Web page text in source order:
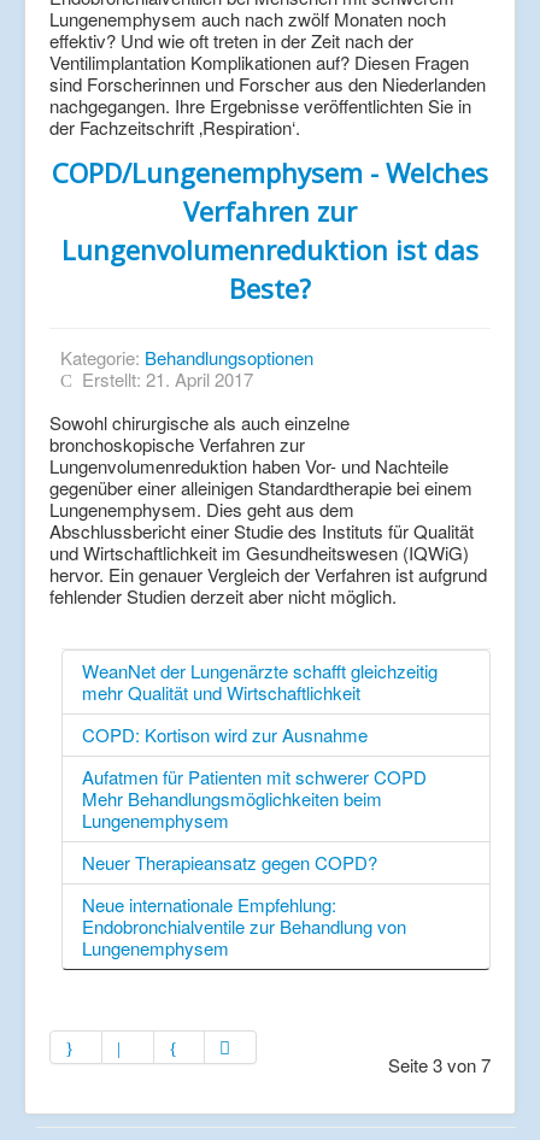
Lungenemphysem auch nach zwölf Monaten noch
effektiv? Und wie oft treten in der Zeit nach der
Ventilimplantation Komplikationen auf? Diesen Fragen
sind Forscherinnen und Forscher aus den Niederlanden
nachgegangen. Ihre Ergebnisse veröffentlichten Sie in
der Fachzeitschrift ‚Respiration‘.
COPD/Lungenemphysem - Welches
Verfahren zur
Lungenvolumenreduktion ist das
Beste?
Kategorie: Behandlungsoptionen
Erstellt: 21. April 2017
Sowohl chirurgische als auch einzelne
bronchoskopische Verfahren zur
Lungenvolumenreduktion haben Vor- und Nachteile
gegenüber einer alleinigen Standardtherapie bei einem
Lungenemphysem. Dies geht aus dem
Abschlussbericht einer Studie des Instituts für Qualität
und Wirtschaftlichkeit im Gesundheitswesen (IQWiG)
hervor. Ein genauer Vergleich der Verfahren ist aufgrund
fehlender Studien derzeit aber nicht möglich.
WeanNet der Lungenärzte schafft gleichzeitig
mehr Qualität und Wirtschaftlichkeit
COPD: Kortison wird zur Ausnahme
Aufatmen für Patienten mit schwerer COPD
Mehr Behandlungsmöglichkeiten beim
Lungenemphysem
Neuer Therapieansatz gegen COPD?
Neue internationale Empfehlung:
Endobronchialventile zur Behandlung von
Lungenemphysem
Seite 3 von 7